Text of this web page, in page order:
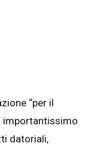
“per il
importantissimo
datoriali,